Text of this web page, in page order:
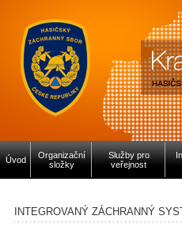
Úvod
Organizační
složky
Služby pro
veřejnost
INTEGROVANÝ ZÁCHRANNÝ